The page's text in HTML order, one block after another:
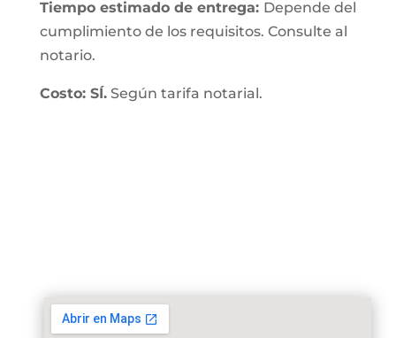
Tiempo estimado de entrega: Depende del
cumplimiento de los requisitos. Consulte al
notario.
Costo: SÍ.Según tarifa notarial.